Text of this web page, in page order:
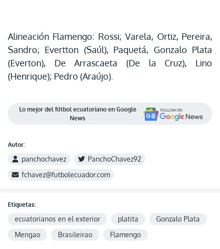
Alineación Flamengo: Rossi; Varela, Ortiz, Pereira,
Sandro; Evertton (Saúl), Paquetá, Gonzalo Plata
(Everton), De Arrascaeta (De la Cruz), Lino
(Henrique); Pedro (Araújo).
Lo mejor del fútbol ecuatoriano en Google
News
Autor:
panchochavez
PanchoChavez92
fchavez@futbolecuador.com
Etiquetas:
ecuatorianos en el exterior platita
Gonzalo Plata
Mengao
Brasileirao Flamengo